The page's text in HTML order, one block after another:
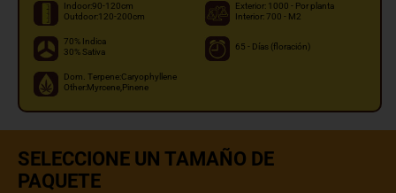
Indoor:90-120cm
Outdoor:120-200cm
Exterior: 1000 - Por planta
Interior: 700 - M2
70% Indica
30% Sativa
65 - Días (floración)
Dom. Terpene:Caryophyllene
Other:Myrcene,Pinene
SELECCIONE UN TAMAÑO DE
PAQUETE